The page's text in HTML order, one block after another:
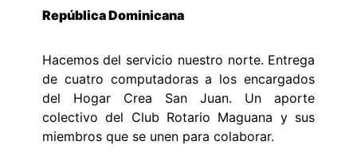
República Dominicana
Hacemos del servicio nuestro norte. Entrega
de cuatro computadoras a los encargados
del Hogar Crea San Juan. Un aporte
colectivo del Club Rotario Maguana y sus
miembros que se unen para colaborar.